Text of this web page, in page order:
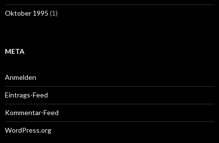
Oktober 1995 (1)
META
Anmelden
Eintrags-Feed
Kommentar-Feed
WordPress.org